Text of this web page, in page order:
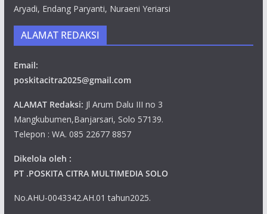
Aryadi, Endang Paryanti, Nuraeni Yeriarsi
ALAMAT REDAKSI
Email:
poskitacitra2025@gmail.com
ALAMAT Redaksi: Jl Arum Dalu III no 3
Mangkubumen,Banjarsari, Solo 57139.
Telepon : WA. 085 22677 8857
Dikelola oleh :
PT .POSKITA CITRA MULTIMEDIA SOLO
No.AHU-0043342.AH.01 tahun2025.